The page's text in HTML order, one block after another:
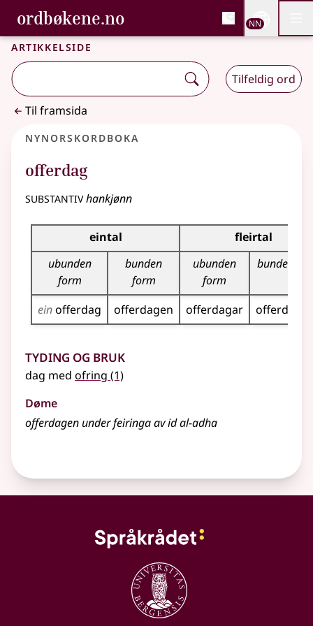
Gå til hovudinnhald
Tilgjenge
ordbøkene.no, Bokmålsordboka og
Bokmålsordboka og Nynorskordboka
NN
Artikkelside
Tilfeldig ord
Til framsida
Nynorskordboka
offerdag
substantivhankjønn
Bøyningstabell for dette substantivet
eintal
fleirtal
ubunden
form
bunden
form
ubunden
form
bunden
einofferdag offerdagen offerdagar
Tyding og bruk
dag med ofring (1)
Døme
offerdagen under feiringa av id al-adha